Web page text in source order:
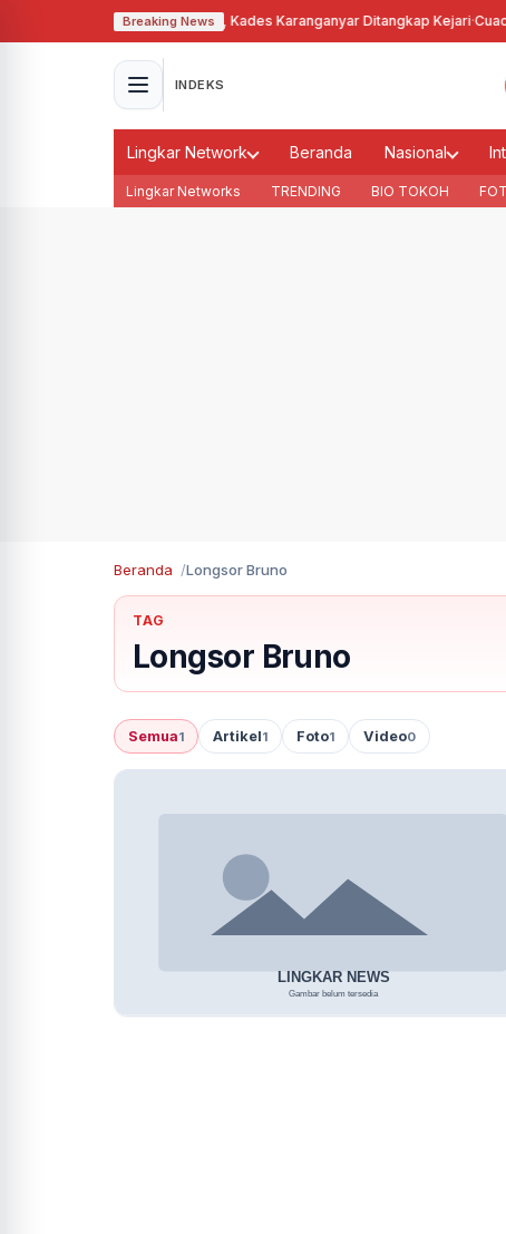
Breaking News
Tanah Bengkok, Kades Karanganyar Ditangkap Kejari·Cuaca
INDEKS
Lingkar Network Beranda Nasional
Lingkar Networks TRENDING BIO TOKOH
Beranda Longsor Bruno
TAG
Longsor Bruno
Semua1 Artikel1 Foto1 Video0